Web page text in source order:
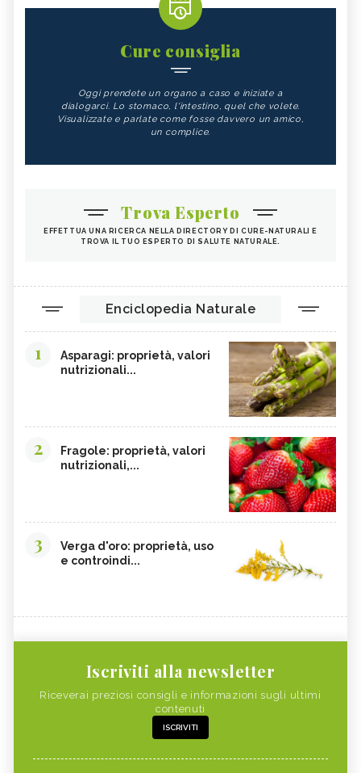
Cure consiglia
Oggi prendete un organo a caso e iniziate a
dialogarci. Lo stomaco, l'intestino, quel che volete.
Visualizzate e parlate come fosse davvero un amico,
un complice.
Trova Esperto
EFFETTUA UNA RICERCA NELLA DIRECTORY DI CURE-NATURALI E
TROVA IL TUO ESPERTO DI SALUTE NATURALE.
Enciclopedia Naturale
1
Asparagi: proprietà, valori
nutrizionali...
2
Fragole: proprietà, valori
nutrizionali,...
3
Verga d'oro: proprietà, uso
e controindi...
Iscriviti alla newsletter
Riceverai preziosi consigli e informazioni sugli ultimi
contenuti
ISCRIVITI